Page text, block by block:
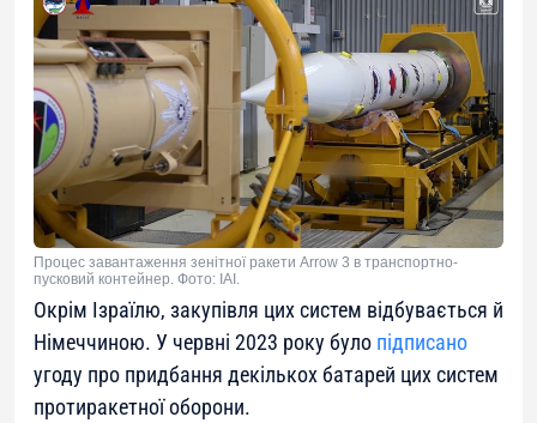
Процес завантаження зенітної ракети Arrow 3 в транспортно-
пусковий контейнер. Фото: IAI.
Окрім Ізраїлю, закупівля цих систем відбувається й
Німеччиною. У червні 2023 року було підписано
угоду про придбання декількох батарей цих систем
протиракетної оборони.